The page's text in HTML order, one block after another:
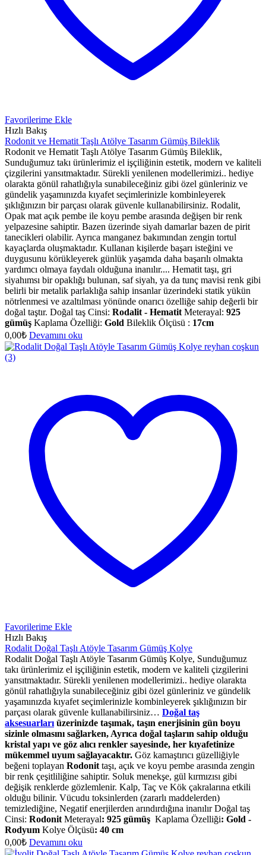
Favorilerime Ekle
Hızlı Bakış
Rodonit ve Hematit Taşlı Atölye Tasarım Gümüş Bileklik
Rodonit ve Hematit Taşlı Atölye Tasarım Gümüş Bileklik,
Sunduğumuz takı ürünlerimiz el işçiliğinin estetik, modern ve kaliteli
çizgilerini yansıtmaktadır. Sürekli yenilenen modellerimizi.. hediye
olarakta gönül rahatlığıyla sunabileceğiniz gibi özel günleriniz ve
gündelik yaşamınızda kıyafet seçimlerinizle kombinleyerek
şıklığınızın bir parçası olarak güvenle kullanabilirsiniz. Rodalit,
Opak mat açık pembe ile koyu pembe arasında değişen bir renk
yelpazesine sahiptir. Bazen üzerinde siyah damarlar bazen de pirit
tanecikleri olabilir. Ayrıca manganez bakımından zengin tortul
kayaçlarda oluşmaktadır. Kullanan kişilerde başarı isteğini ve
duygusunu körükleyerek günlük yaşamda daha başarılı olmakta
yardımcı olmaya faydalı olduğuna inanılır.... Hematit taşı, gri
siyahımsı bir opaklığı bulunan, saf siyah, ya da tunç mavisi renk gibi
belirli bir metalik parlaklığa sahip insanlar üzerindeki statik yükün
nötrlenmesi ve azaltılması yönünde onarıcı özelliğe sahip değerli bir
doğal taştır. Doğal taş Cinsi: Rodalit - Hematit Meterayal: 925
gümüş Kaplama Özelliği: Gold Bileklik Ölçüsü : 17cm
0,00₺ Devamını oku
Favorilerime Ekle
Hızlı Bakış
Rodalit Doğal Taşlı Atöyle Tasarım Gümüş Kolye
Rodalit Doğal Taşlı Atöyle Tasarım Gümüş Kolye, Sunduğumuz
takı ürünlerimiz el işçiliğinin estetik, modern ve kaliteli çizgilerini
yansıtmaktadır. Sürekli yenilenen modellerimizi.. hediye olarakta
gönül rahatlığıyla sunabileceğiniz gibi özel günleriniz ve gündelik
yaşamınızda kıyafet seçimlerinizle kombinleyerek şıklığınızın bir
parçası olarak güvenle kullanabilirsiniz… Doğal taş
aksesuarları üzerinizde taşımak, taşın enerjisinin gün boyu
sizinle olmasını sağlarken, Ayrıca doğal taşların sahip olduğu
kristal yapı ve göz alıcı renkler sayesinde, her kıyafetinize
mükemmel uyum sağlayacaktır. Göz kamaştırıcı güzelliğiyle
beğeni toplayan Rodonit taşı, açık ve koyu pembe arasında zengin
bir renk çeşitliliğine sahiptir. Soluk menekşe, gül kırmızısı gibi
değişik renklerde gözlemlenir. Kalp, Taç ve Kök çakralarına etkili
olduğu bilinir. Vücudu toksinlerden (zararlı maddelerden)
temizlediğine, Negatif enerjilerden arındırdığına inanılır Doğal taş
Cinsi: Rodonit Meterayal: 925 gümüş Kaplama Özelliği: Gold -
Rodyum Kolye Ölçüsü: 40 cm
0,00₺ Devamını oku